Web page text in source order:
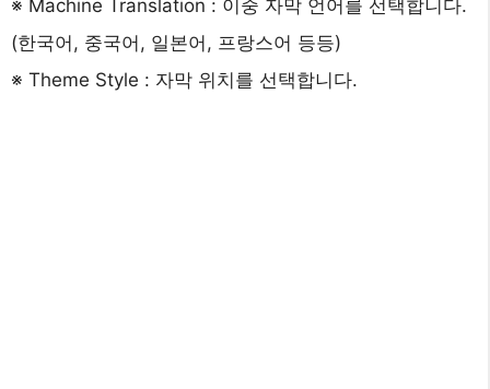
※ Machine Translation : 이중 자막 언어를 선택합니다.
(한국어, 중국어, 일본어, 프랑스어 등등)
※ Theme Style : 자막 위치를 선택합니다.